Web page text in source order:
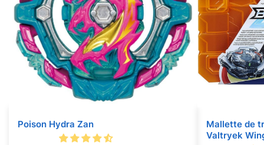
Poison Hydra Zan
Mallette de
Valtryek